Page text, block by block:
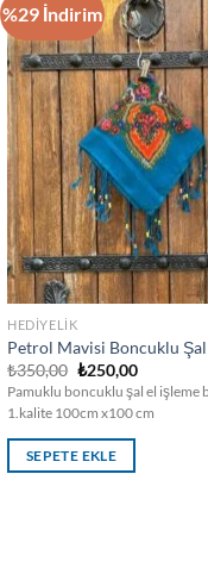
%29 İndirim
HEDIYELIK
Petrol Mavisi Boncuklu Şal
₺350,00 Orijinal
fiyat:
₺350,00.
₺250,00Şu
andaki
fiyat:
₺250,00.
Pamuklu boncuklu şal el işleme
1.kalite 100cm x100 cm
SEPETE EKLE